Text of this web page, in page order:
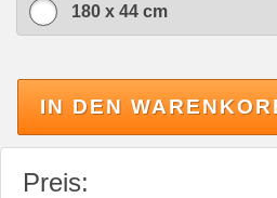
180 x 44 cm
IN DEN
Preis: